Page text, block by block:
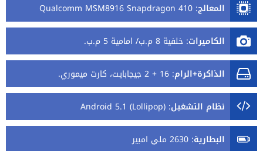
المعالج:
Qualcomm MSM8916 Snapdragon 410
الكاميرات: خلفية 8 م.ب/ امامية 5 م.ب.
الذاكرة+الرام: 16 + 2 جيجابايت، كارت ميموري.
نظام التشغيل:
Android 5.1 (Lollipop)
البطارية: 2630 ملي امبير